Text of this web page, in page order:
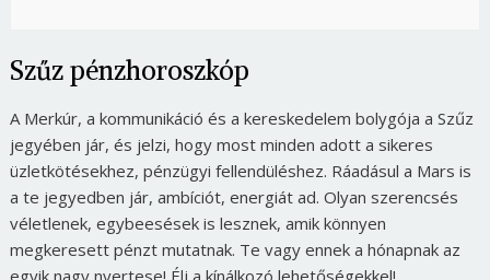
Szűz pénzhoroszkóp
A Merkúr, a kommunikáció és a kereskedelem bolygója a Szűz
jegyében jár, és jelzi, hogy most minden adott a sikeres
üzletkötésekhez, pénzügyi fellendüléshez. Ráadásul a Mars is
a te jegyedben jár, ambíciót, energiát ad. Olyan szerencsés
véletlenek, egybeesések is lesznek, amik könnyen
megkeresett pénzt mutatnak. Te vagy ennek a hónapnak az
egyik nagy nyertese! Élj a kínálkozó lehetőségekkel!